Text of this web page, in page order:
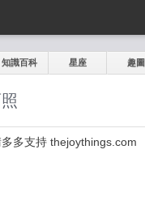
知識百科 星座 趣圖
多支持 thejoythings.com